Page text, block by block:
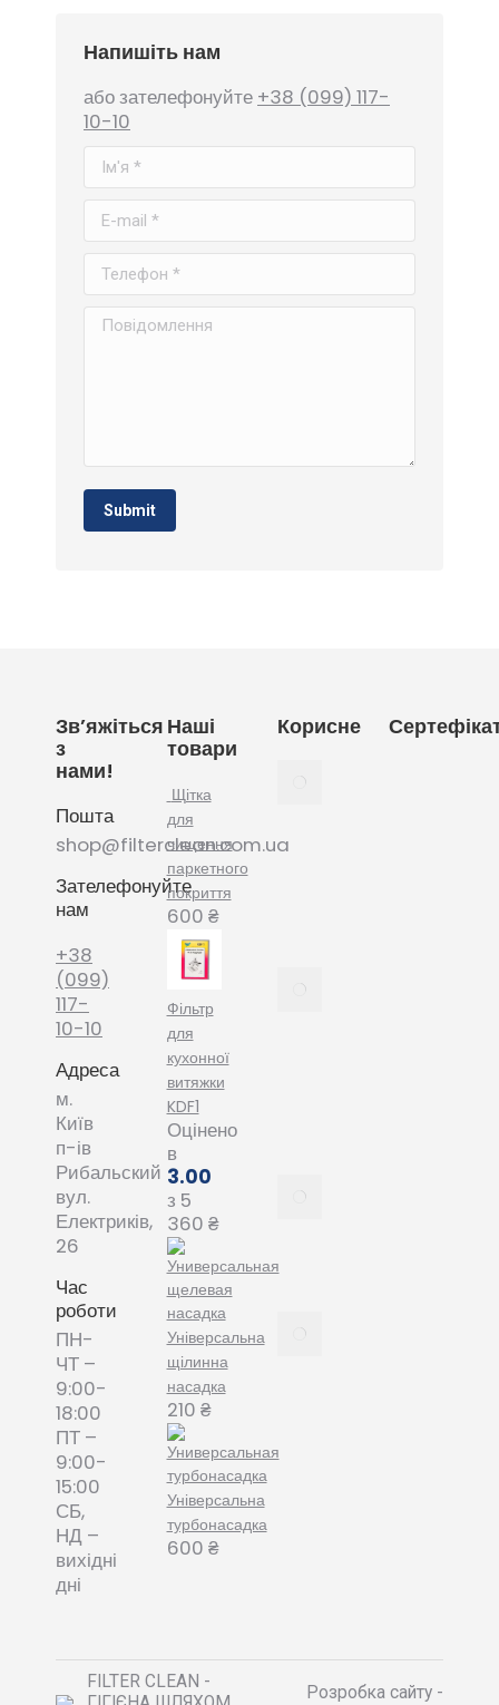
Напишіть нам
або зателефонуйте +38 (099) 117-
10-10
Ім'я *
E-mail *
Телефон *
Повідомлення
Submit
Зв’яжіться
з
нами!
Пошта
shop@filterclean.com.ua
Зателефонуйте
нам
+38
(099)
117-
10-10
Адреса
м.
Київ
п-ів
Рибальский
вул.
Електриків,
26
Час
роботи
ПН-
ЧТ –
9:00-
18:00
ПТ –
9:00-
15:00
СБ,
НД –
вихідні
дні
Наші
товари
Щітка
для
чищення
паркетного
покриття
600 ₴
Фільтр
для
кухонної
витяжки
KDF1
Оцінено
в
3.00
з 5
360 ₴
Універсальна
щілинна
насадка
210 ₴
Універсальна
турбонасадка
600 ₴
Корисне
FILTER CLEAN -
Розробка сайту -